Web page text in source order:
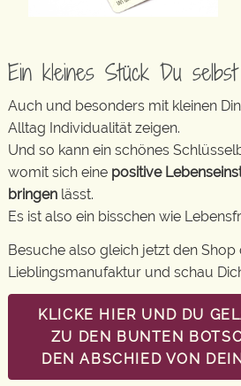
Ein kleines Stück Du selbst
Auch und besonders mit kleinen
Alltag Individualität zeigen.
Und so kann ein schönes
womit sich eine positive
bringen lässt.
Es ist also ein bisschen wie
Besuche also gleich jetzt den Shop
Lieblingsmanufaktur und schau
KLICKE HIER UND DU
ZU DEN BUNTEN
DEN ABSCHIED VON